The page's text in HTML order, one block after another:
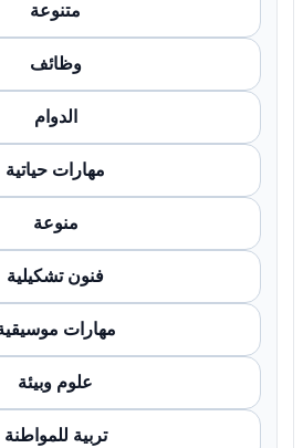
متنوعة
وظائف
الدوام
مهارات حياتية
منوعة
فنون تشكيلية
مهارات موسيقية
علوم وبيئة
تربية للمواطنة